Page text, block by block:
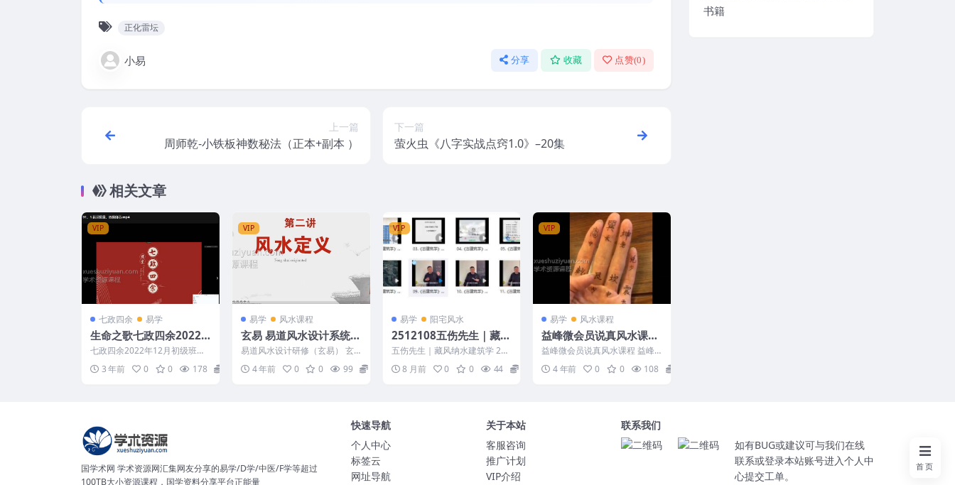
正化雷坛
小易 分享 收藏 点赞(0)
上一篇
周师乾-小铁板神数秘法（正本+副本 ）
下一篇
萤火虫《八字实战点窍1.0》–20集
相关文章
VIP
七政四余 易学
生命之歌七政四余2022
年12月初级班课程19集
七政四余2022年12月初级班课
程 生命之歌-七政四余 Y2304-0
89-1 ...
3 年前 0 0 178
VIP
易学 风水课程
玄易 易道风水设计系统研
修视频24集
易道风水设计研修（玄易） 玄
易 易道风水设计系统研修视频2
4集 编号：1253C...
4 年前 0 0 99
VIP
易学 阳宅风水
2512108五伤先生｜藏风
纳水建筑学
五伤先生｜藏风纳水建筑学 251
2108 01.《古建筑学》十一.mp
4 02....
8 月前 0 0 44
VIP
易学 风水课程
益峰微会员说真风水课程
7视频／课程教学录音／
讲义资料
益峰微会员说真风水课程 益峰
微会员说真风水课程7视频／课
程教学录音／讲义资料 编...
4 年前 0 0 108
书籍
国学术网 学术资源网汇集网友分享的易学/D学/中医/F学等超过
100TB大小资源课程，国学资料分享平台正能量
快速导航
个人中心
标签云
网址导航
关于本站
客服咨询
推广计划
VIP介绍
联系我们
如有BUG或建议可与我们在线
联系或登录本站账号进入个人中
心提交工单。
首页